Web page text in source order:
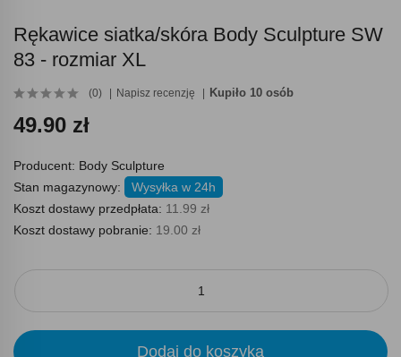
Rękawice siatka/skóra Body Sculpture SW
83 - rozmiar XL
(0) Napisz recenzję Kupiło 10 osób
49.90 zł
Producent: Body Sculpture
Stan magazynowy:
Wysyłka w 24h
Koszt dostawy przedpłata: 11.99 zł
Koszt dostawy pobranie: 19.00 zł
Dodaj do koszyka